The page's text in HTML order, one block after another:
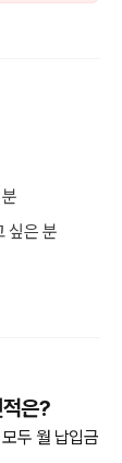
싶은 분
은?
두 월 납입금